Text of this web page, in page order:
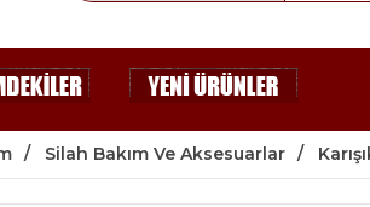
Silah Bakım Ve Aksesuarlar